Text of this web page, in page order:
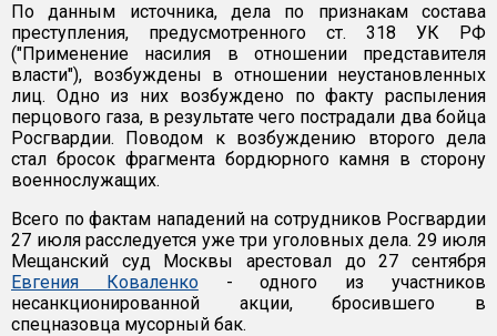
По данным источника, дела по признакам состава
преступления, предусмотренного ст. 318 УК РФ
("Применение насилия в отношении представителя
власти"), возбуждены в отношении неустановленных
лиц. Одно из них возбуждено по факту распыления
перцового газа, в результате чего пострадали два бойца
Росгвардии. Поводом к возбуждению второго дела
стал бросок фрагмента бордюрного камня в сторону
военнослужащих.
Всего по фактам нападений на сотрудников Росгвардии
27 июля расследуется уже три уголовных дела. 29 июля
Мещанский суд Москвы арестовал до 27 сентября
Евгения Коваленко- одного из участников
несанкционированной акции, бросившего в
спецназовца мусорный бак.